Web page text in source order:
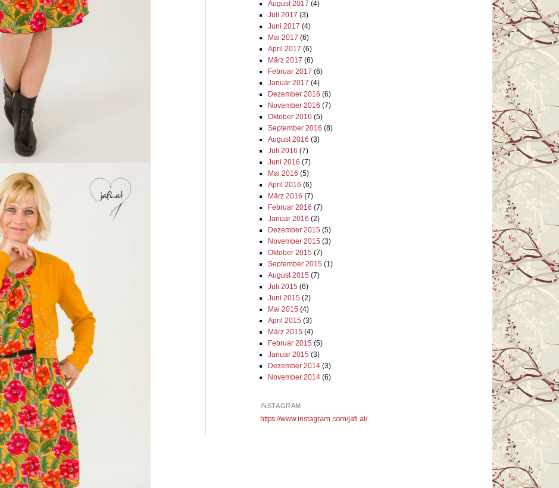
August 2017 (4)
Juli 2017 (3)
Juni 2017 (4)
Mai 2017 (6)
April 2017 (6)
März 2017 (6)
Februar 2017 (6)
Januar 2017 (4)
Dezember 2016 (6)
November 2016 (7)
Oktober 2016 (5)
September 2016 (8)
August 2016 (3)
Juli 2016 (7)
Juni 2016 (7)
Mai 2016 (5)
April 2016 (6)
März 2016 (7)
Februar 2016 (7)
Januar 2016 (2)
Dezember 2015 (5)
November 2015 (3)
Oktober 2015 (7)
September 2015 (1)
August 2015 (7)
Juli 2015 (6)
Juni 2015 (2)
Mai 2015 (4)
April 2015 (3)
März 2015 (4)
Februar 2015 (5)
Januar 2015 (3)
Dezember 2014(3)
November 2014(6)
INSTAGRAM
https://www.instagram.com/jafi.at/